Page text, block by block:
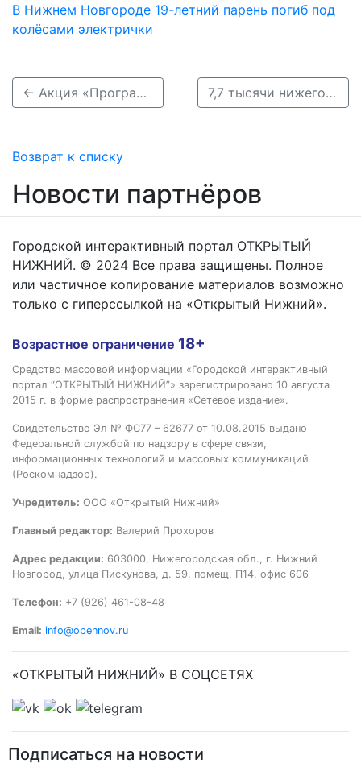
В Нижнем Новгороде 19-летний парень погиб под
колёсами электрички
← Акция «Программа лояльности» от НБД-Банка набирает популярность 7,7 тысячи нижегородских предпринимателей прошли семинары о проверках →
Возврат к списку
Новости партнёров
Городской интерактивный портал ОТКРЫТЫЙ
НИЖНИЙ. © 2024 Все права защищены. Полное
или частичное копирование материалов возможно
только с гиперссылкой на «Открытый Нижний».
Возрастное ограничение 18+
Средство массовой информации «Городской интерактивный
портал “ОТКРЫТЫЙ НИЖНИЙ”» зарегистрировано 10 августа
2015 г. в форме распространения «Сетевое издание».
Свидетельство Эл № ФС77 – 62677 от 10.08.2015 выдано
Федеральной службой по надзору в сфере связи,
информационных технологий и массовых коммуникаций
(Роскомнадзор).
Учредитель: ООО «Открытый Нижний»
Главный редактор: Валерий Прохоров
Адрес редакции: 603000, Нижегородская обл., г. Нижний
Новгород, улица Пискунова, д. 59, помещ. П14, офис 606
Телефон: +7 (926) 461-08-48
Email: info@opennov.ru
«ОТКРЫТЫЙ НИЖНИЙ» В СОЦСЕТЯХ
Подписаться на новости